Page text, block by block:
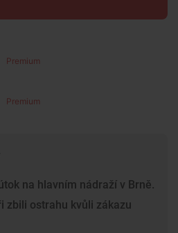
Premium
Premium
na hlavním nádraží v Brně.
zbili ostrahu kvůli zákazu